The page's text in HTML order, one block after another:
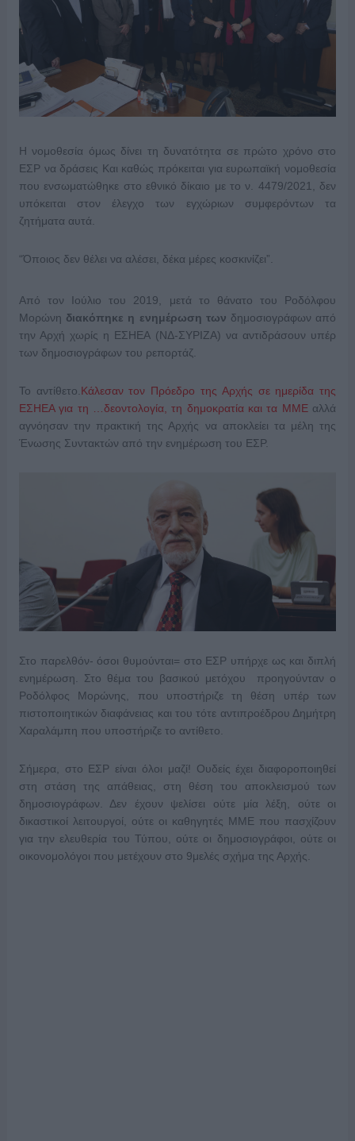
Η νομοθεσία όμως δίνει τη δυνατότητα σε πρώτο χρόνο στο
ΕΣΡ να δράσεις Και καθώς πρόκειται για ευρωπαϊκή νομοθεσία
που ενσωματώθηκε στο εθνικό δίκαιο με το ν. 4479/2021, δεν
υπόκειται στον έλεγχο των εγχώριων συμφερόντων τα
ζητήματα αυτά.
“Όποιος δεν θέλει να αλέσει, δέκα μέρες κοσκινίζει”.
Από τον Ιούλιο του 2019, μετά το θάνατο του Ροδόλφου
Μορώνη διακόπηκε η ενημέρωση των δημοσιογράφων από
την Αρχή χωρίς η ΕΣΗΕΑ (ΝΔ-ΣΥΡΙΖΑ) να αντιδράσουν υπέρ
των δημοσιογράφων του ρεπορτάζ.
Το αντίθετο.Κάλεσαν τον Πρόεδρο της Αρχής σε ημερίδα της
ΕΣΗΕΑ για τη …δεοντολογία, τη δημοκρατία και τα ΜΜΕαλλά
αγνόησαν την πρακτική της Αρχής να αποκλείει τα μέλη της
Ένωσης Συντακτών από την ενημέρωση του ΕΣΡ.
Στο παρελθόν- όσοι θυμούνται= στο ΕΣΡ υπήρχε ως και διπλή
ενημέρωση. Στο θέμα του βασικού μετόχου προηγούνταν ο
Ροδόλφος Μορώνης, που υποστήριζε τη θέση υπέρ των
πιστοποιητικών διαφάνειας και του τότε αντιπροέδρου Δημήτρη
Χαραλάμπη που υποστήριζε το αντίθετο.
Σήμερα, στο ΕΣΡ είναι όλοι μαζί! Ουδείς έχει διαφοροποιηθεί
στη στάση της απάθειας, στη θέση του αποκλεισμού των
δημοσιογράφων. Δεν έχουν ψελίσει ούτε μία λέξη, ούτε οι
δικαστικοί λειτουργοί, ούτε οι καθηγητές ΜΜΕ που πασχίζουν
για την ελευθερία του Τύπου, ούτε οι δημοσιογράφοι, ούτε οι
οικονομολόγοι που μετέχουν στο 9μελές σχήμα της Αρχής.